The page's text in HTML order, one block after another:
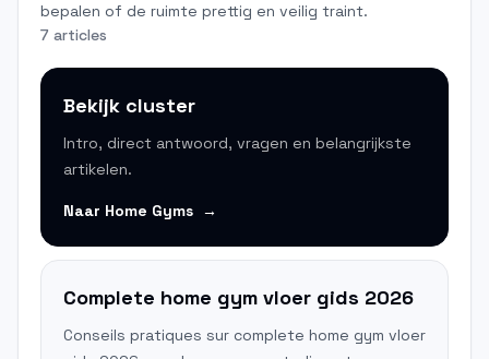
bepalen of de ruimte prettig en veilig traint.
7 articles
Bekijk cluster
Intro, direct antwoord, vragen en belangrijkste
artikelen.
Naar Home Gyms →
Complete home gym vloer gids 2026
Conseils pratiques sur complete home gym vloer